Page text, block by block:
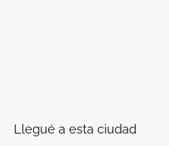
Llegué a esta ciudad